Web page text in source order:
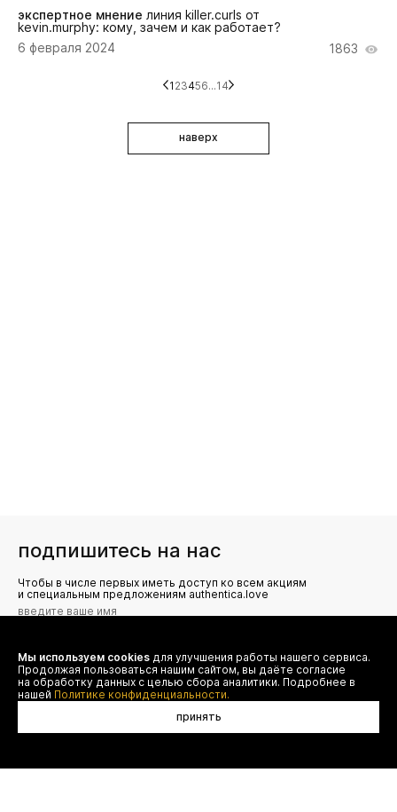
экспертное мнение линия killer.curls от
kevin.murphy: кому, зачем и как работает?
6 февраля 2024
1863
1 23456...14
наверх
подпишитесь на нас
Чтобы в числе первых иметь доступ ко всем акциям
и специальным предложениям authentica.love
Я даю согласие на сбор, обработку и хранение моих
персональных данных (имя, email, телефон) для получения
рекламных и информационных рассылок от ООО 'БТ
Юнайтед', а также ознакомлен(а) с
Политикой конфиденциальности
Мы используем cookies для улучшения работы нашего сервиса.
Продолжая пользоваться нашим сайтом, вы даёте согласие
на обработку данных с целью сбора аналитики. Подробнее в
нашей Политике конфиденциальности.
принять